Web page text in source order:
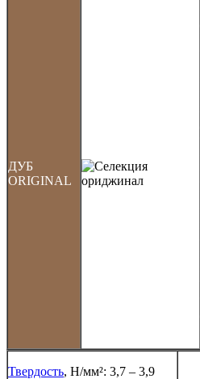
ДУБ
ORIGINAL
Твердость, Н/мм²: 3,7 – 3,9